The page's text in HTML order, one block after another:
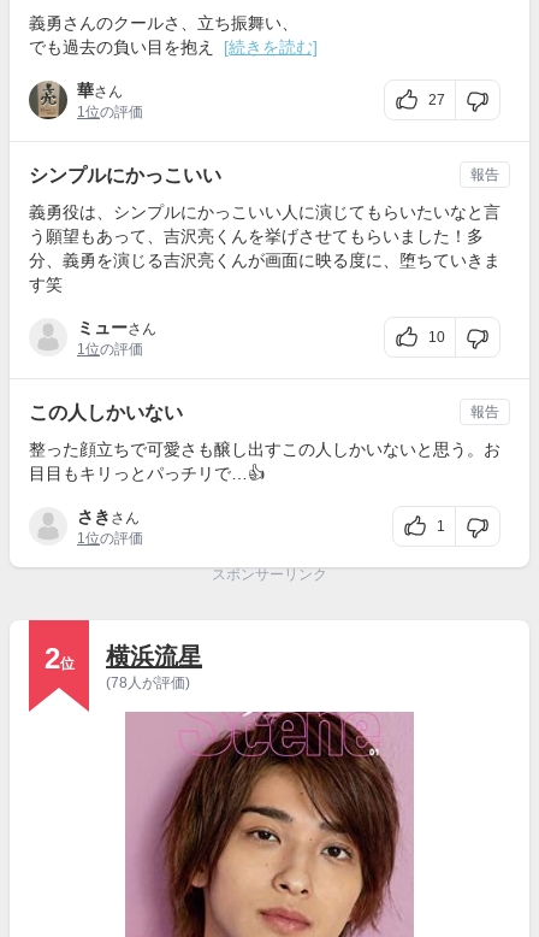
義勇さんのクールさ、立ち振舞い、
でも過去の負い目を抱え
[続きを読む]
華さん
1位の評価
27
シンプルにかっこいい
義勇役は、シンプルにかっこいい人に演じてもらいたいなと言
う願望もあって、吉沢亮くんを挙げさせてもらいました！多
分、義勇を演じる吉沢亮くんが画面に映る度に、堕ちていきま
す笑
ミューさん
1位の評価
10
報告
この人しかいない
整った顔立ちで可愛さも醸し出すこの人しかいないと思う。お
目目もキリっとパっチリで…👍
さき さん
1位の評価
1
報告
スポンサーリンク
2位 横浜流星
(78人が評価)